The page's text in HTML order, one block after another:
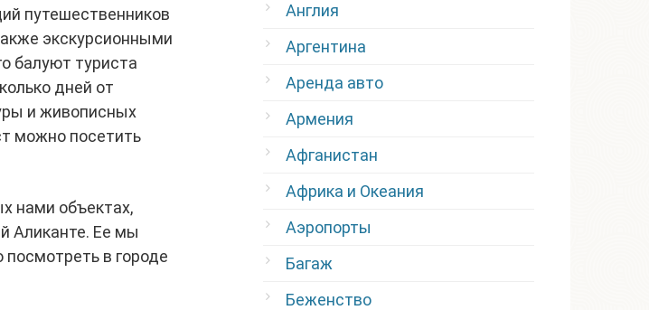
путешественников
экскурсионными
балуют туриста
дней от
и живописных
можно посетить
нами объектах,
Аликанте. Ее мы
в городе
Англия
Аргентина
Аренда авто
Армения
Афганистан
Африка и Океания
Аэропорты
Багаж
Беженство